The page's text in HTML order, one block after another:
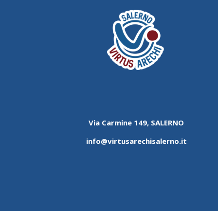
Via Carmine 149, SALERNO
info@virtusarechisalerno.it